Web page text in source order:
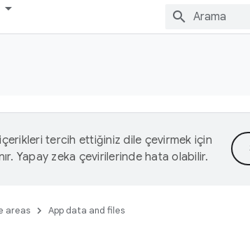
tercih ettiğiniz dile çevirmek için
Yapay zeka çevirilerinde hata olabilir.
areas App data and files